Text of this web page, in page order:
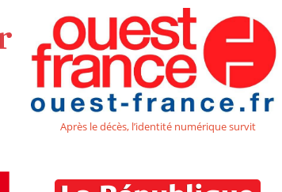
Après le décès, l’identité numérique survit